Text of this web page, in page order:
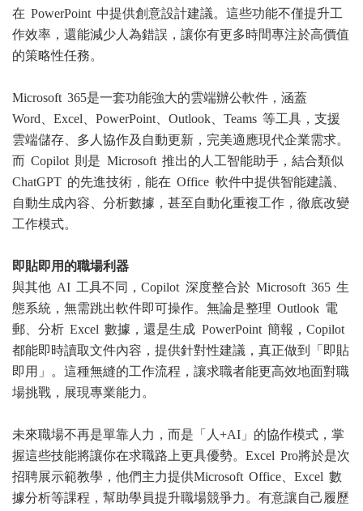
在 PowerPoint 中提供創意設計建議。這些功能不僅提升工
作效率，還能減少人為錯誤，讓你有更多時間專注於高價值
的策略性任務。
Microsoft 365是一套功能強大的雲端辦公軟件，涵蓋
Word、Excel、PowerPoint、Outlook、Teams 等工具，支援
雲端儲存、多人協作及自動更新，完美適應現代企業需求。
而 Copilot 則是 Microsoft 推出的人工智能助手，結合類似
ChatGPT 的先進技術，能在 Office 軟件中提供智能建議、
自動生成內容、分析數據，甚至自動化重複工作，徹底改變
工作模式。
即貼即用的職場利器
與其他 AI 工具不同，Copilot 深度整合於 Microsoft 365 生
態系統，無需跳出軟件即可操作。無論是整理 Outlook 電
郵、分析 Excel 數據，還是生成 PowerPoint 簡報，Copilot
都能即時讀取文件內容，提供針對性建議，真正做到「即貼
即用」。這種無縫的工作流程，讓求職者能更高效地面對職
場挑戰，展現專業能力。
未來職場不再是單靠人力，而是「人+AI」的協作模式，掌
握這些技能將讓你在求職路上更具優勢。Excel Pro將於是次
招聘展示範教學，他們主力提供Microsoft Office、Excel 數
據分析等課程，幫助學員提升職場競爭力。有意讓自己履歷